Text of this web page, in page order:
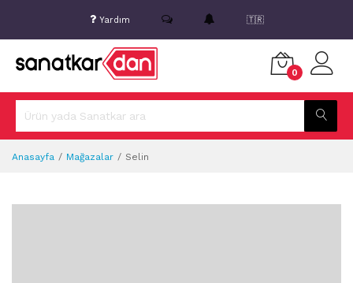
Yardım 🇹🇷
0
Anasayfa Mağazalar Selin